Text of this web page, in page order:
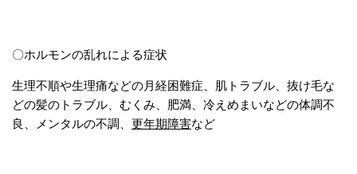
〇ホルモンの乱れによる症状
生理不順や生理痛などの月経困難症、肌トラブル、抜け毛な
どの髪のトラブル、むくみ、肥満、冷えめまいなどの体調不
良、メンタルの不調、 更年期障害など